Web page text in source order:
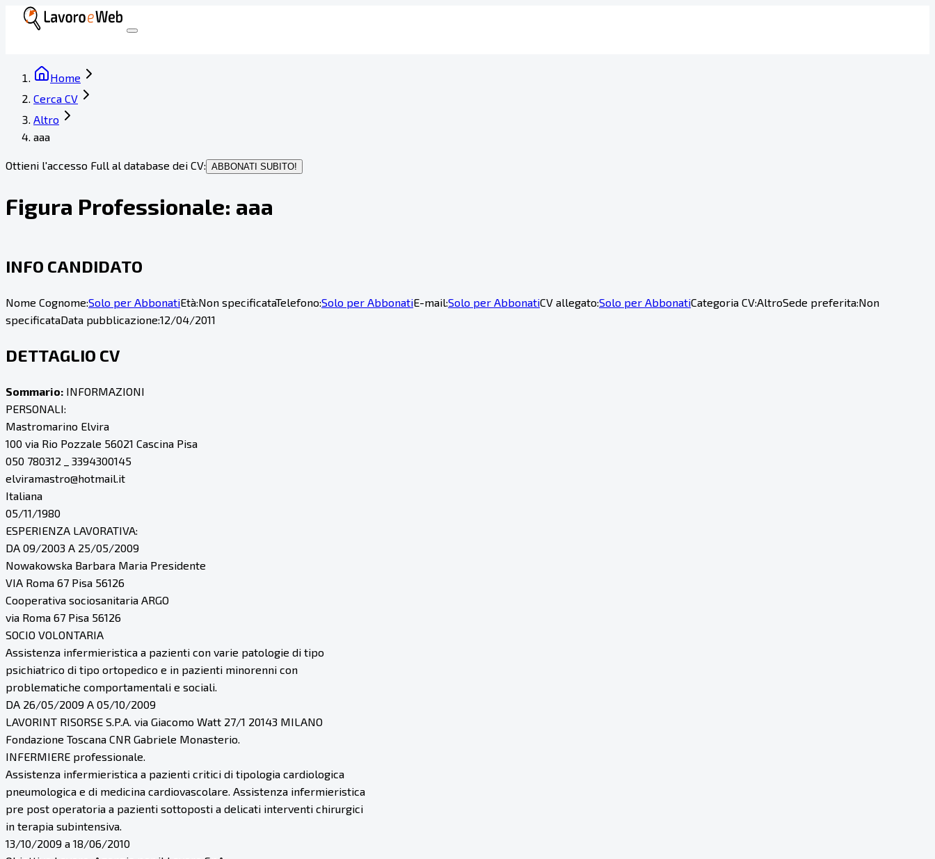
Home
Cerca CV
Altro
aaa
Ottieni l'accesso Full al database dei CV: ABBONATI SUBITO!
Figura Professionale: aaa
INFO CANDIDATO
Nome Cognome:Solo per AbbonatiEtà:Non specificataTelefono:Solo per AbbonatiE-mail:Solo per AbbonatiCV allegato:Solo per AbbonatiCategoria CV:AltroSede preferita:Non
specificataData pubblicazione:12/04/2011
DETTAGLIO CV
Sommario: INFORMAZIONI
PERSONALI:
Mastromarino Elvira
100 via Rio Pozzale 56021 Cascina Pisa
050 780312 _ 3394300145
elviramastro@hotmail.it
Italiana
05/11/1980
ESPERIENZA LAVORATIVA:
DA 09/2003 A 25/05/2009
Nowakowska Barbara Maria Presidente
VIA Roma 67 Pisa 56126
Cooperativa sociosanitaria ARGO
via Roma 67 Pisa 56126
SOCIO VOLONTARIA
Assistenza infermieristica a pazienti con varie patologie di tipo
psichiatrico di tipo ortopedico e in pazienti minorenni con
problematiche comportamentali e sociali.
DA 26/05/2009 A 05/10/2009
LAVORINT RISORSE S.P.A. via Giacomo Watt 27/1 20143 MILANO
Fondazione Toscana CNR Gabriele Monasterio.
INFERMIERE professionale.
Assistenza infermieristica a pazienti critici di tipologia cardiologica
pneumologica e di medicina cardiovascolare. Assistenza infermieristica
pre post operatoria a pazienti sottoposti a delicati interventi chirurgici
in terapia subintensiva.
13/10/2009 a 18/06/2010